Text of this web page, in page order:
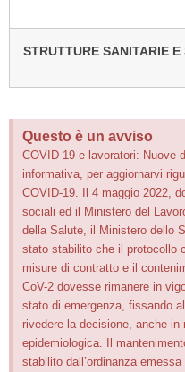
STRUTTURE SANITARIE
Questo è un avviso
COVID-19 e lavoratori: Nuove
informativa, per aggiornarvi
COVID-19. Il 4 maggio 2022,
sociali ed il Ministero del
della Salute, il Ministero dello
stato stabilito che il protocollo
misure di contratto e il
CoV-2 dovesse rimanere in
stato di emergenza, fissando
rivedere la decisione, anche
epidemiologica. Il
stabilito dall’ordinanza